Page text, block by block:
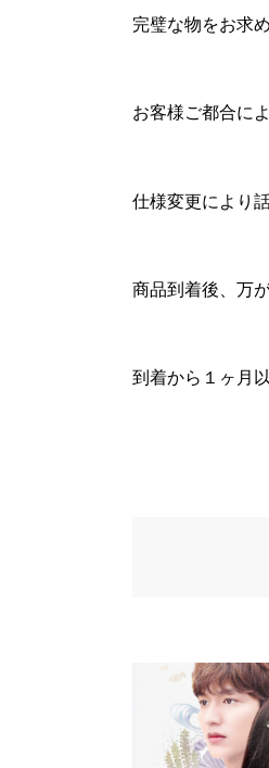
完璧な物をお求
お客様ご都合に
仕様変更により
商品到着後、万
到着から１ヶ月